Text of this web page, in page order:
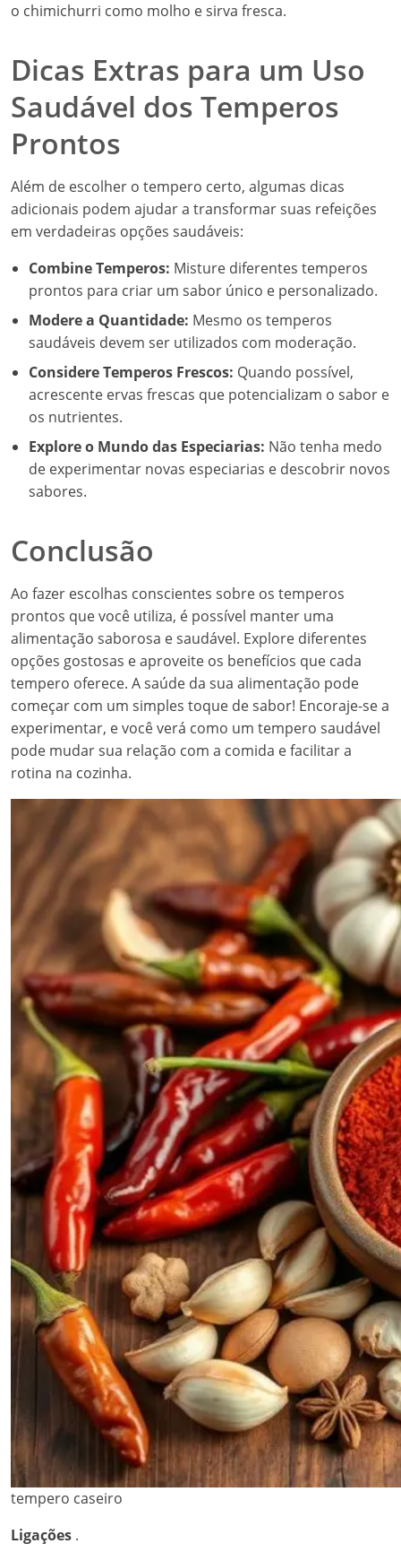
o chimichurri como molho e sirva fresca.
Dicas Extras para um Uso
Saudável dos Temperos
Prontos
Além de escolher o tempero certo, algumas dicas
adicionais podem ajudar a transformar suas refeições
em verdadeiras opções saudáveis:
Combine Temperos: Misture diferentes temperos
prontos para criar um sabor único e personalizado.
Modere a Quantidade: Mesmo os temperos
saudáveis devem ser utilizados com moderação.
Considere Temperos Frescos: Quando possível,
acrescente ervas frescas que potencializam o sabor e
os nutrientes.
Explore o Mundo das Especiarias: Não tenha medo
de experimentar novas especiarias e descobrir novos
sabores.
Conclusão
Ao fazer escolhas conscientes sobre os temperos
prontos que você utiliza, é possível manter uma
alimentação saborosa e saudável. Explore diferentes
opções gostosas e aproveite os benefícios que cada
tempero oferece. A saúde da sua alimentação pode
começar com um simples toque de sabor! Encoraje-se a
experimentar, e você verá como um tempero saudável
pode mudar sua relação com a comida e facilitar a
rotina na cozinha.
tempero caseiro
Ligações .